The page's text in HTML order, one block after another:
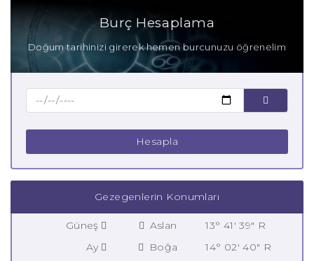
Burç Hesaplama
Doğum tarihinizi girerek hemen burcunuzu öğrenelim
Hesapla
Gezegenlerin Konumları
Güneş Aslan
13° 41' 39" R
Ay
Boğa
14° 02' 40" R